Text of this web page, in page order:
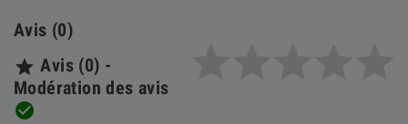
Avis (0)
 Avis (0) -
Modération des avis
